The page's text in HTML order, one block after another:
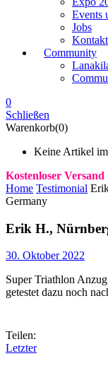
Events
Jobs
Kontakt
Community
0
Schließen
Warenkorb(0)
Keine Artikel
Kostenloser Versand
Home Testimonial
Germany
Erik H.,
30. Oktober 2022
Super Triathlon
getestet dazu noch
Teilen:
Letzter